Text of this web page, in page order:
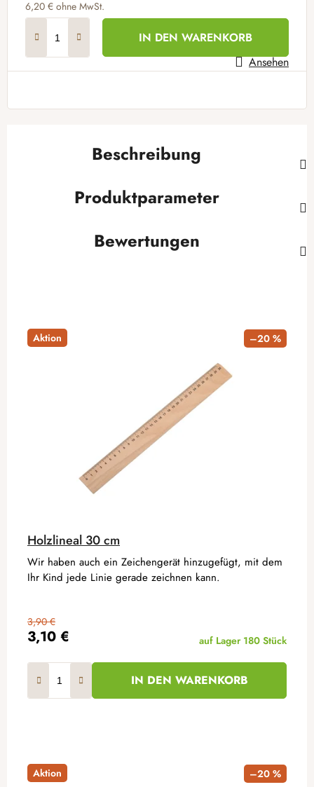
6,20 € ohne MwSt.
IN DEN WARENKORB
Ansehen
Beschreibung
Produktparameter
Bewertungen
Aktion –20 %
Holzlineal 30 cm
3,10 €
3,90 €
auf Lager 180 Stück
IN DEN WARENKORB
Wir haben auch ein Zeichengerät hinzugefügt, mit dem
Ihr Kind jede Linie gerade zeichnen kann.
Aktion –20 %